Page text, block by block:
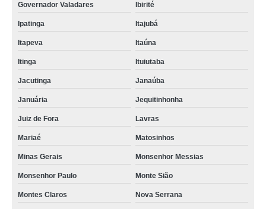
Governador Valadares Ibirité
Ipatinga Itajubá
Itapeva Itaúna
Itinga Ituiutaba
Jacutinga Janaúba
Januária Jequitinhonha
Juiz de Fora Lavras
Mariaé Matosinhos
Minas Gerais Monsenhor Messias
Monsenhor Paulo Monte Sião
Montes Claros Nova Serrana